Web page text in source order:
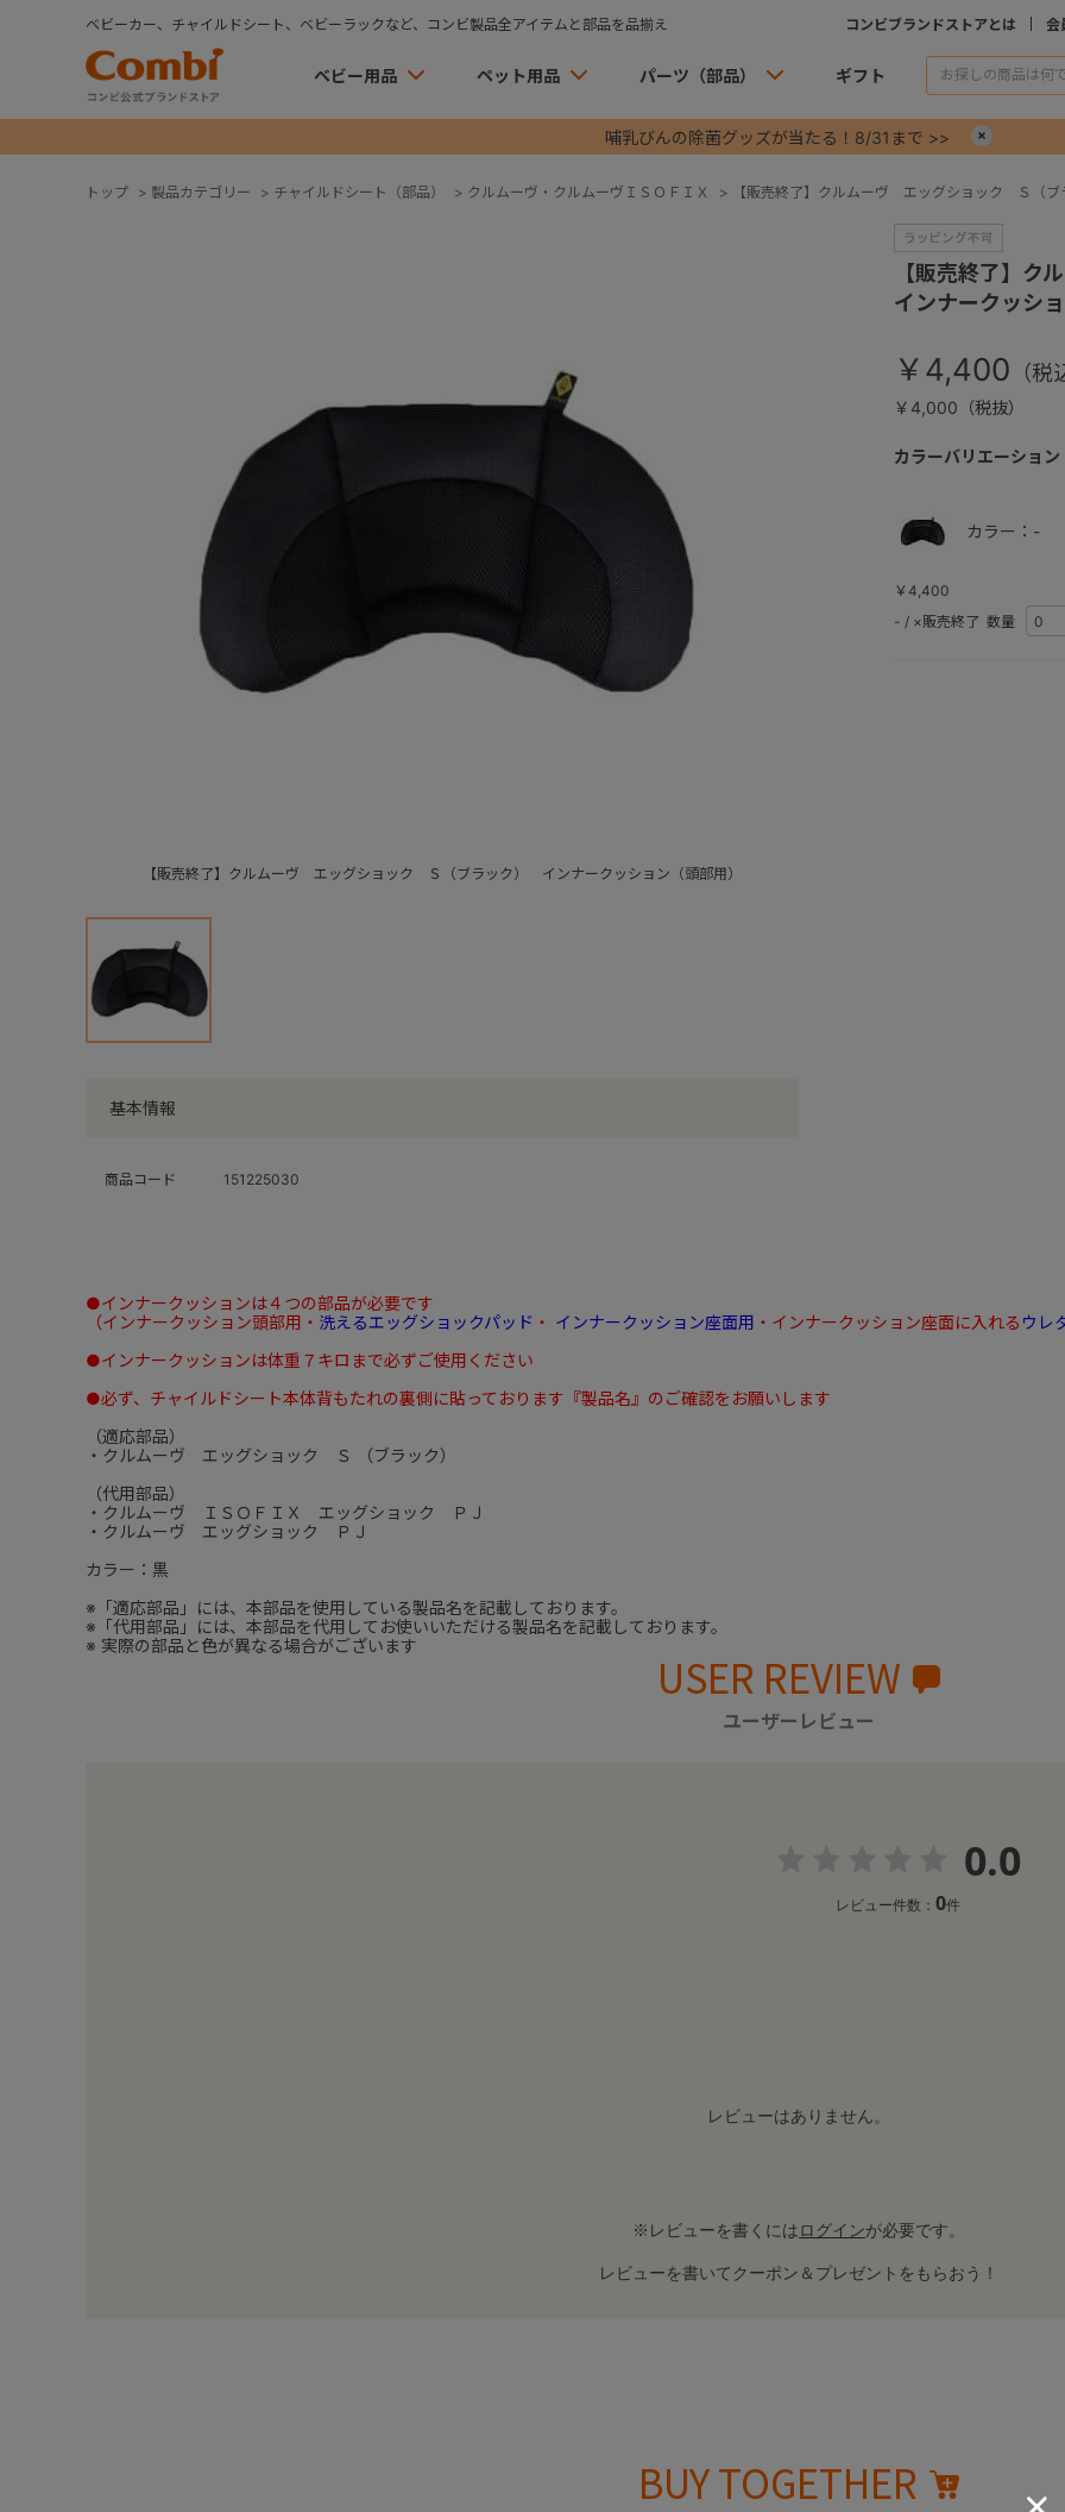
ベビーカー、チャイルドシート、ベビーラックなど、コンビ製品全アイテムと部品を品揃え コンビブランドストアとは 会
ベビー用品 ペット用品 パーツ（部品） ギフト
哺乳びんの除菌グッズが当たる！8/31まで >>
トップ > 製品カテゴリー > チャイルドシート（部品） > クルムーヴ・クルムーヴＩＳＯＦＩＸ > 【販売終了】クルムーヴ エッグショック Ｓ（
【販売終了】クルムーヴ エッグショック Ｓ（ブラック） インナークッション（頭部用）
基本情報
商品コード 151225030
【販売終了】
インナークッシ
￥4,400
￥4,000（税抜）
カラーバリエーション
カラー：-
￥4,400
- / ×販売終了 数量
●インナークッションは４つの部品が必要です
（インナークッション頭部用・ 洗えるエッグショックパッド ・ インナークッション座面用 ・インナークッション座面に入れる ウレ
●インナークッションは体重７キロまで必ずご使用ください
●必ず、チャイルドシート本体背もたれの裏側に貼っております『製品名』のご確認をお願いします
（適応部品）
・クルムーヴ エッグショック Ｓ （ブラック）
（代用部品）
・クルムーヴ ＩＳＯＦＩＸ エッグショック ＰＪ
・クルムーヴ エッグショック ＰＪ
カラー：黒
※「適応部品」には、本部品を使用している製品名を記載しております。
※「代用部品」には、本部品を代用してお使いいただける製品名を記載しております。
※ 実際の部品と色が異なる場合がございます
USER REVIEW
ユーザーレビュー
0.0
レビュー件数： 0件
レビューはありません。
※レビューを書くにはログインが必要です。
レビューを書いてクーポン＆プレゼントをもらおう！
BUY TOGETHER